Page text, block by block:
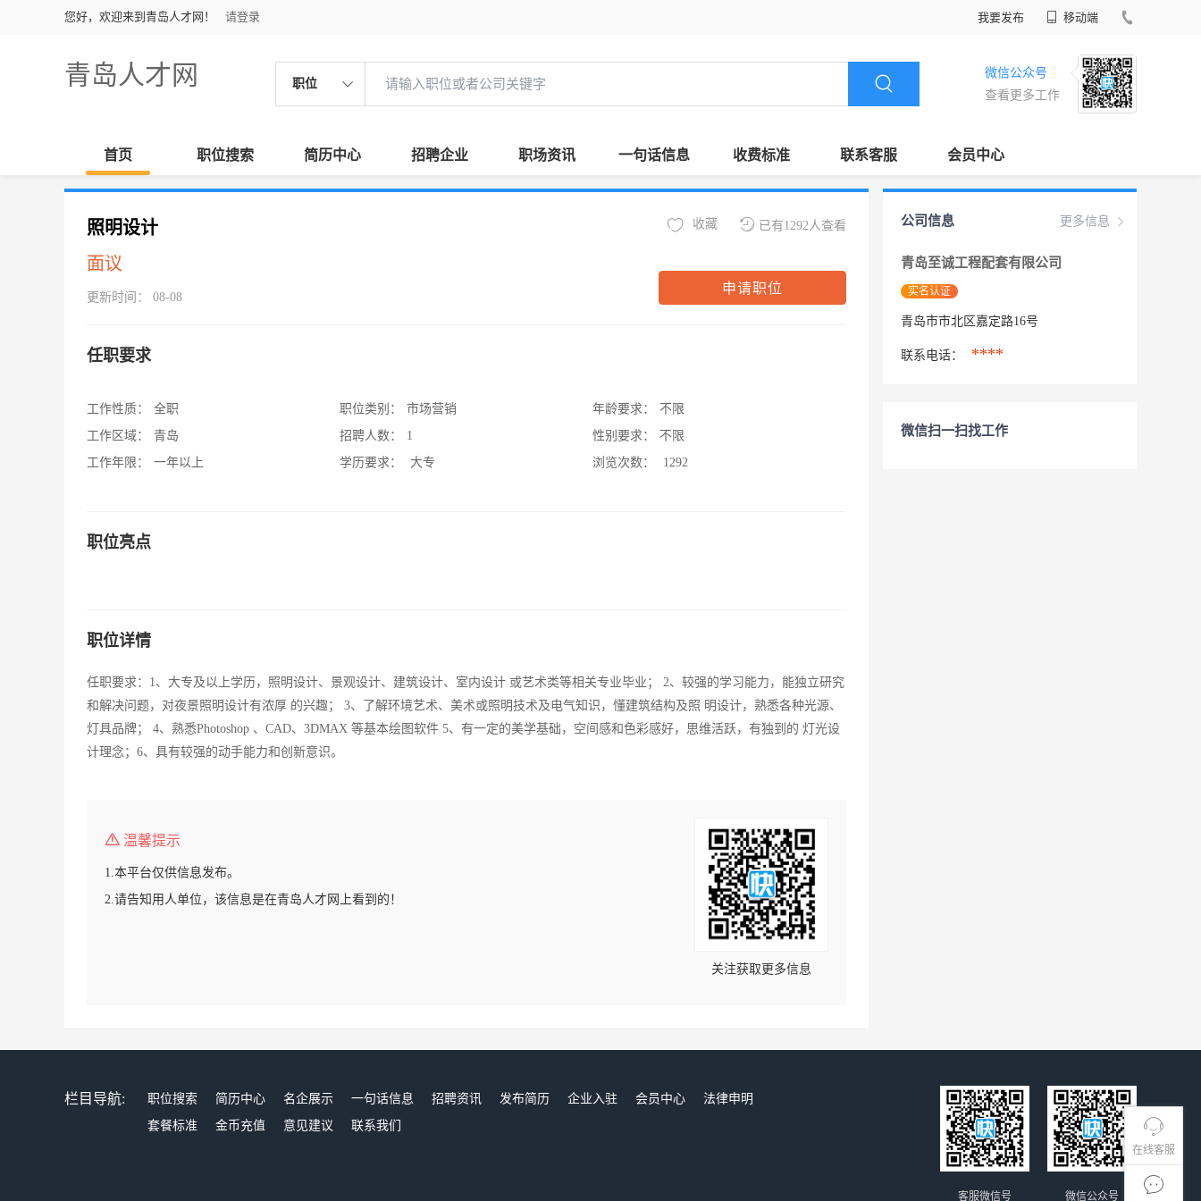
您好，欢迎来到青岛人才网！ 请登录 我要发布 移动端
青岛人才网 职位
微信公众号
查看更多工作
首页 职位搜索 简历中心 招聘企业 职场资讯 一句话信息 收费标准 联系客服 会员中心
在线客服
照明设计
面议
更新时间： 08-08
已有1292人查看
收藏
申请职位
任职要求
工作性质：
全职
工作区域：
青岛
工作年限：
一年以上
职位类别：
市场营销
招聘人数：
1
学历要求：
大专
年龄要求：
不限
性别要求：
不限
浏览次数：
1292
职位亮点
职位详情
任职要求：1、大专及以上学历，照明设计、景观设计、建筑设计、室内设计 或艺术类等相关专业毕业； 2、较强的学习能力，能独立研究
和解决问题，对夜景照明设计有浓厚 的兴趣； 3、了解环境艺术、美术或照明技术及电气知识，懂建筑结构及照 明设计，熟悉各种光源、
灯具品牌； 4、熟悉Photoshop 、CAD、3DMAX 等基本绘图软件 5、有一定的美学基础，空间感和色彩感好，思维活跃，有独到的 灯光设
计理念；6、具有较强的动手能力和创新意识。
温馨提示
1.本平台仅供信息发布。
2.请告知用人单位，该信息是在青岛人才网上看到的！
关注获取更多信息
更多信息
公司信息
青岛至诚工程配套有限公司
实名认证
青岛市市北区嘉定路16号
联系电话： ****
微信扫一扫找工作
栏目导航: 职位搜索 简历中心 名企展示 一句话信息 招聘资讯 发布简历 企业入驻 会员中心
法律申明
套餐标准
金币充值 意见建议 联系我们
微信公众号
客服微信号